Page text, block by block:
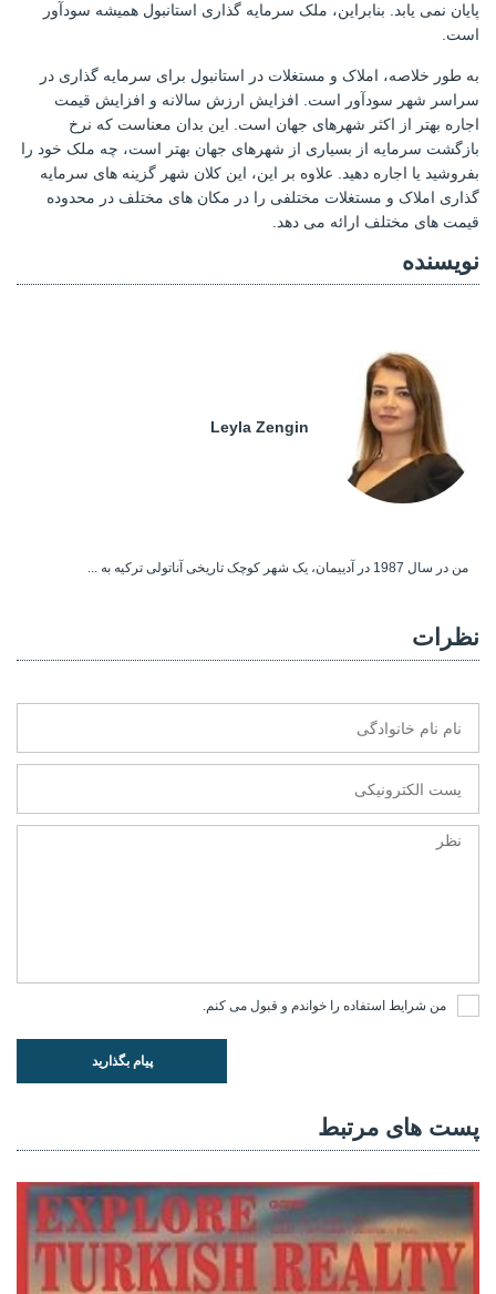
پایان نمی یابد. بنابراین، ملک سرمایه گذاری استانبول همیشه سودآور
است.
به طور خلاصه، املاک و مستغلات در استانبول برای سرمایه گذاری در
سراسر شهر سودآور است. افزایش ارزش سالانه و افزایش قیمت
اجاره بهتر از اکثر شهرهای جهان است. این بدان معناست که نرخ
بازگشت سرمایه از بسیاری از شهرهای جهان بهتر است، چه ملک خود را
بفروشید یا اجاره دهید. علاوه بر این، این کلان شهر گزینه های سرمایه
گذاری املاک و مستغلات مختلفی را در مکان های مختلف در محدوده
قیمت های مختلف ارائه می دهد.
نویسنده
Leyla Zengin
من در سال 1987 در آدییمان، یک شهر کوچک تاریخی آناتولی ترکیه به ...
نظرات
من شرایط استفاده را خواندم و قبول می کنم.
پیام بگذارید
پست های مرتبط